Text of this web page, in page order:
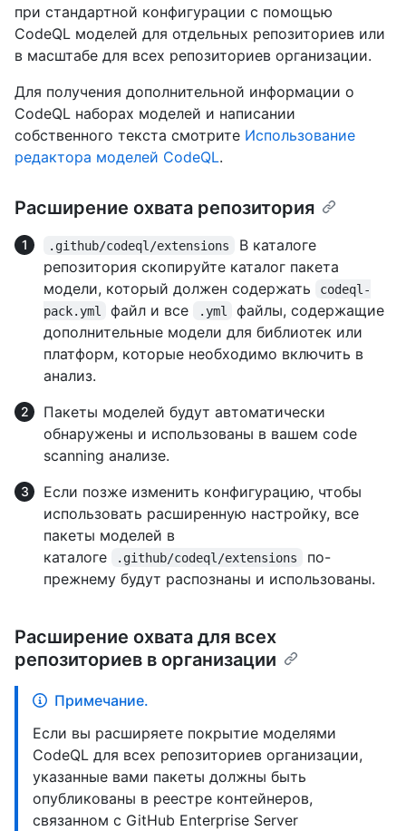
при стандартной конфигурации с помощью
CodeQL моделей для отдельных репозиториев или
в масштабе для всех репозиториев организации.
Для получения дополнительной информации о
CodeQL наборах моделей и написании
собственного текста смотрите Использование
редактора моделей CodeQL.
Расширение охвата репозитория
.github/codeql/extensions
В каталоге
репозитория скопируйте каталог пакета
модели, который должен содержать
codeql-
pack.yml
файл и все .yml
файлы, содержащие
дополнительные модели для библиотек или
платформ, которые необходимо включить в
анализ.
Пакеты моделей будут автоматически
обнаружены и использованы в вашем code
scanning анализе.
Если позже изменить конфигурацию, чтобы
использовать расширенную настройку, все
пакеты моделей в
каталоге
.github/codeql/extensions
по-
прежнему будут распознаны и использованы.
Расширение охвата для всех
репозиториев в организации
Примечание.
Если вы расширяете покрытие моделями
CodeQL для всех репозиториев организации,
указанные вами пакеты должны быть
опубликованы в реестре контейнеров,
связанном с GitHub Enterprise Server